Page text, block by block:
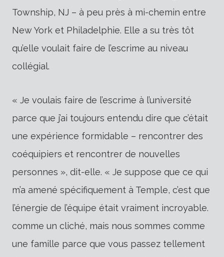
Township, NJ – à peu près à mi-chemin entre
New York et Philadelphie. Elle a su très tôt
qu’elle voulait faire de l’escrime au niveau
collégial.
« Je voulais faire de l’escrime à l’université
parce que j’ai toujours entendu dire que c’était
une expérience formidable – rencontrer des
coéquipiers et rencontrer de nouvelles
personnes », dit-elle. « Je suppose que ce qui
m’a amené spécifiquement à Temple, c’est que
l’énergie de l’équipe était vraiment incroyable.
comme un cliché, mais nous sommes comme
une famille parce que vous passez tellement